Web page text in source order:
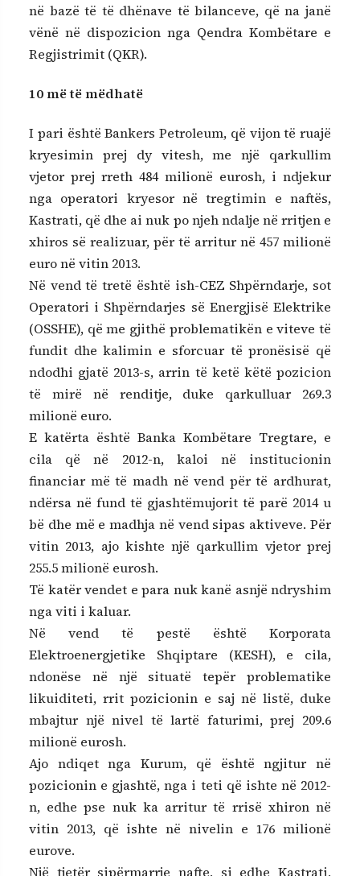
në bazë të të dhënave të bilanceve, që na janë
vënë në dispozicion nga Qendra Kombëtare e
Regjistrimit (QKR).
10 më të mëdhatë
I pari është Bankers Petroleum, që vijon të ruajë
kryesimin prej dy vitesh, me një qarkullim
vjetor prej rreth 484 milionë eurosh, i ndjekur
nga operatori kryesor në tregtimin e naftës,
Kastrati, që dhe ai nuk po njeh ndalje në rritjen e
xhiros së realizuar, për të arritur në 457 milionë
euro në vitin 2013.
Në vend të tretë është ish-CEZ Shpërndarje, sot
Operatori i Shpërndarjes së Energjisë Elektrike
(OSSHE), që me gjithë problematikën e viteve të
fundit dhe kalimin e sforcuar të pronësisë që
ndodhi gjatë 2013-s, arrin të ketë këtë pozicion
të mirë në renditje, duke qarkulluar 269.3
milionë euro.
E katërta është Banka Kombëtare Tregtare, e
cila që në 2012-n, kaloi në institucionin
financiar më të madh në vend për të ardhurat,
ndërsa në fund të gjashtëmujorit të parë 2014 u
bë dhe më e madhja në vend sipas aktiveve. Për
vitin 2013, ajo kishte një qarkullim vjetor prej
255.5 milionë eurosh.
Të katër vendet e para nuk kanë asnjë ndryshim
nga viti i kaluar.
Në vend të pestë është Korporata
Elektroenergjetike Shqiptare (KESH), e cila,
ndonëse në një situatë tepër problematike
likuiditeti, rrit pozicionin e saj në listë, duke
mbajtur një nivel të lartë faturimi, prej 209.6
milionë eurosh.
Ajo ndiqet nga Kurum, që është ngjitur në
pozicionin e gjashtë, nga i teti që ishte në 2012-
n, edhe pse nuk ka arritur të rrisë xhiron në
vitin 2013, që ishte në nivelin e 176 milionë
eurove.
Një tjetër sipërmarrje nafte, si edhe Kastrati,